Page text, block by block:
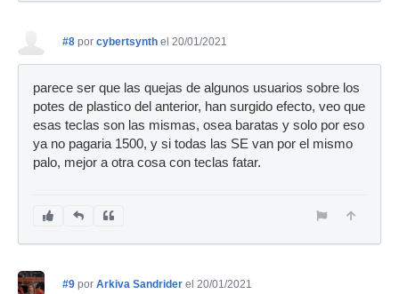
#8 por cybertsynth el 20/01/2021
parece ser que las quejas de algunos usuarios sobre los
potes de plastico del anterior, han surgido efecto, veo que
esas teclas son las mismas, osea baratas y solo por eso
ya no pagaria 1500, y si todas las SE van por el mismo
palo, mejor a otra cosa con teclas fatar.
#9 por Arkiva Sandrider el 20/01/2021